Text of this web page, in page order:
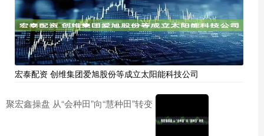
宏泰配资 创维集团爱旭股份等成立太阳能科技公司
聚宏鑫操盘 从“会种田”向“慧种田”转变